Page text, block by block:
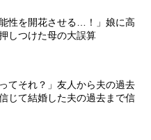
性を開花させる…！」娘に高
しつけた母の大誤算
てそれ？」友人から夫の過去
じて結婚した夫の過去まで信